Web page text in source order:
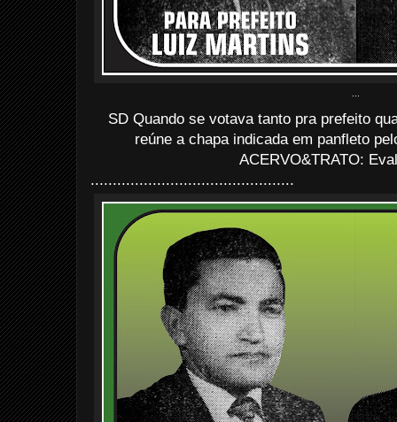
SD Quando se votava tanto pra prefeito
reúne a chapa indicada em panfleto
ACERVO&TRATO:
..............................................